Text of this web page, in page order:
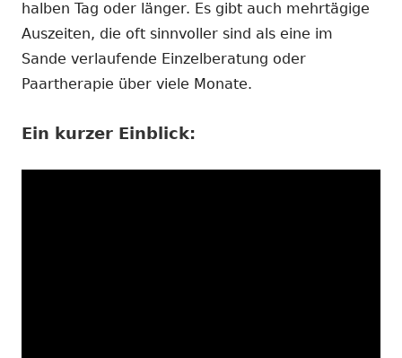
halben Tag oder länger. Es gibt auch mehrtägige
Auszeiten, die oft sinnvoller sind als eine im
Sande verlaufende Einzelberatung oder
Paartherapie über viele Monate.
Ein kurzer Einblick: